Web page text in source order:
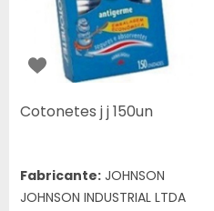
Cotonetes j j 150un
Fabricante: JOHNSON
JOHNSON INDUSTRIAL LTDA